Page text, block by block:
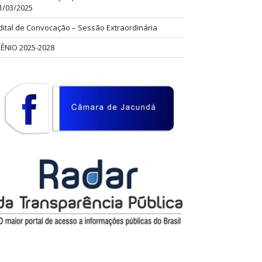
03/2025
de Convocação – Sessão Extraordinária
2025-2028